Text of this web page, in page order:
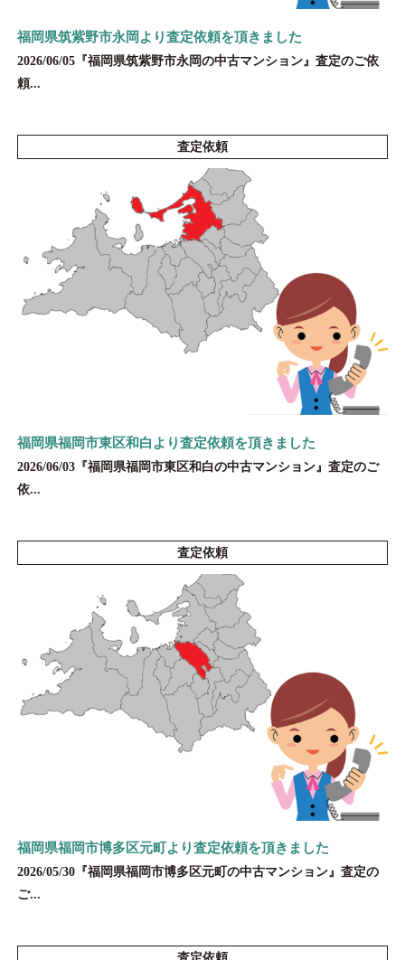
福岡県筑紫野市永岡より査定依頼を頂きました
2026/06/05『福岡県筑紫野市永岡の中古マンション』査定のご依
頼...
査定依頼
福岡県福岡市東区和白より査定依頼を頂きました
2026/06/03『福岡県福岡市東区和白の中古マンション』査定のご
依...
査定依頼
福岡県福岡市博多区元町より査定依頼を頂きました
2026/05/30『福岡県福岡市博多区元町の中古マンション』査定の
ご...